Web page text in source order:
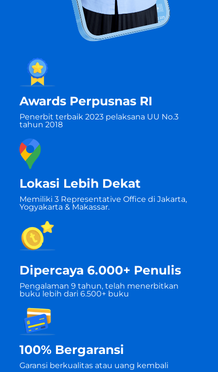
Awards Perpusnas RI
Penerbit terbaik 2023 pelaksana UU No.3
tahun 2018
Lokasi Lebih Dekat
Memiliki 3 Representative Office di Jakarta,
Yogyakarta & Makassar.
Dipercaya 6.000+ Penulis
Pengalaman 9 tahun, telah menerbitkan
buku lebih dari 6.500+ buku
100% Bergaransi
Garansi berkualitas atau uang kembali